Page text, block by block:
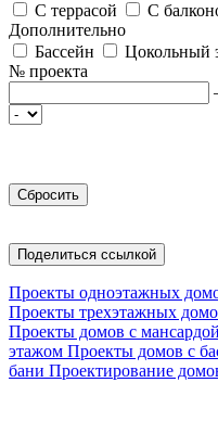
С террасой
С
Дополнительно
Бассейн
Цокольный
№ проекта
Поделиться ссылкой
Проекты одноэтажных
Проекты трехэтажных
Проекты домов с мансардой
этажом Проекты домов с
бани Проектирование